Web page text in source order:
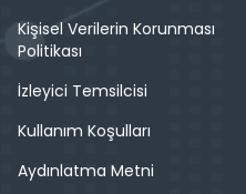
Kişisel Verilerin Korunması
Politikası
İzleyici Temsilcisi
Kullanım Koşulları
Aydınlatma Metni